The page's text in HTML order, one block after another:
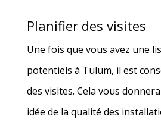
Planifier des visites
Une fois que vous avez une
potentiels à Tulum, il est
des visites. Cela vous
idée de la qualité des